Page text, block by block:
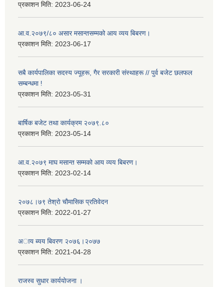
प्रकाशन मिति: 2023-06-24
आ.व.२०७९/८० असार मसान्तसम्मको आय व्यय बिबरण।
प्रकाशन मिति: 2023-06-17
सबै कार्यपालिका सदस्य ज्यूहरू, गैर सरकारी संस्थाहरू // पुर्व बजेट छलफल
सम्बन्धमा !
प्रकाशन मिति: 2023-05-31
बार्षिक बजेट तथा कार्यक्रम २०७९.८०
प्रकाशन मिति: 2023-05-14
आ.व.२०७९ माघ मसान्त सम्मको आय व्यय बिबरण।
प्रकाशन मिति: 2023-02-14
२०७८।७९ तेश्राे चाैमासिक प्रतिवेदन
प्रकाशन मिति: 2022-01-27
अाय ब्यय बिवरण २०७६।२०७७
प्रकाशन मिति: 2021-04-28
राजस्व सुधार कार्ययाेजना ।